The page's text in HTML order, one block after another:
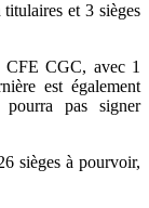
et 3 sièges
CFE CGC, avec 1
est également
pas signer
sièges à pourvoir,